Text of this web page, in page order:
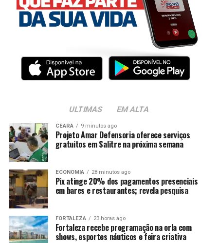
ULTIMAS EM ALTA
CEARÁ 9 minutos ago
Projeto Amar Defensoria oferece serviços
gratuitos em Salitre na próxima semana
ECONOMIA 28 minutos ago
Pix atinge 20% dos pagamentos presenciais
em bares e restaurantes; revela pesquisa
FORTALEZA 23 horas ago
Fortaleza recebe programação na orla com
shows, esportes náuticos e feira criativa